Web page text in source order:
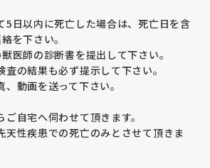
5日以内に死亡した場合は、死亡日を含
を下さい。
医師の診断書を提出して下さい。
査の結果も必ず提示して下さい。
、動画を送って下さい。
自宅へ伺わせて頂きます。
天性疾患での死亡のみとさせて頂きま